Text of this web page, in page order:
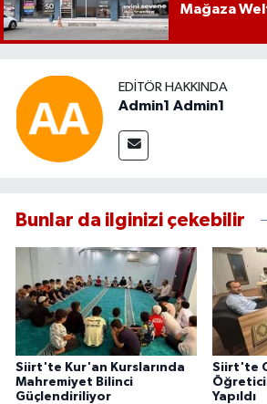
Mağaza
EDITÖR HAKKINDA
Admin1 Admin1
Bunlar da ilginizi çekebilir
Siirt'te Kur'an Kurslarında
Mahremiyet Bilinci
Güçlendiriliyor
Siirt'te
Yapıldı